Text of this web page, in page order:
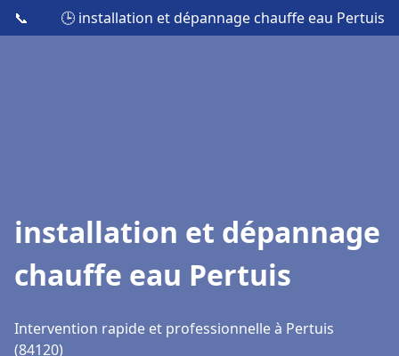
📞 🕒 installation et dépannage chauffe eau Pertuis
installation et dépannage
chauffe eau Pertuis
Intervention rapide et professionnelle à Pertuis
(84120)